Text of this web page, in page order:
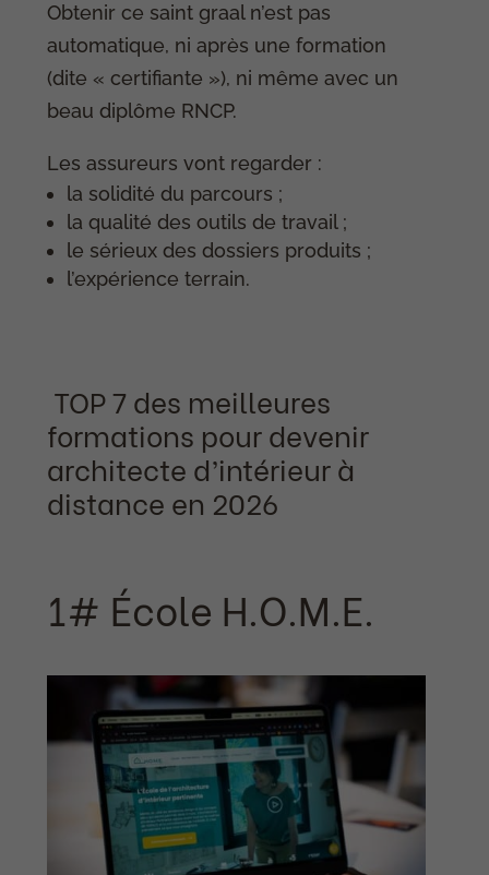
Obtenir ce saint graal n’est pas
automatique, ni après une formation
(dite « certifiante »), ni même avec un
beau diplôme RNCP.
Les assureurs vont regarder :
la solidité du parcours ;
la qualité des outils de travail ;
le sérieux des dossiers produits ;
l’expérience terrain.
TOP 7 des meilleures
formations pour devenir
architecte d’intérieur à
distance en 2026
1# École H.O.M.E.